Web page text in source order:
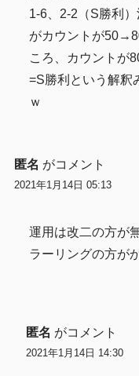
1-6、2-2（S勝利
がカウントが
ころ、カウントが
=S勝利という解釈
ｗ
匿名 がコメント
2021年1月14日 05:13
運用は改二の方が
ラーリングの方が
匿名 がコメント
2021年1月14日 14:30